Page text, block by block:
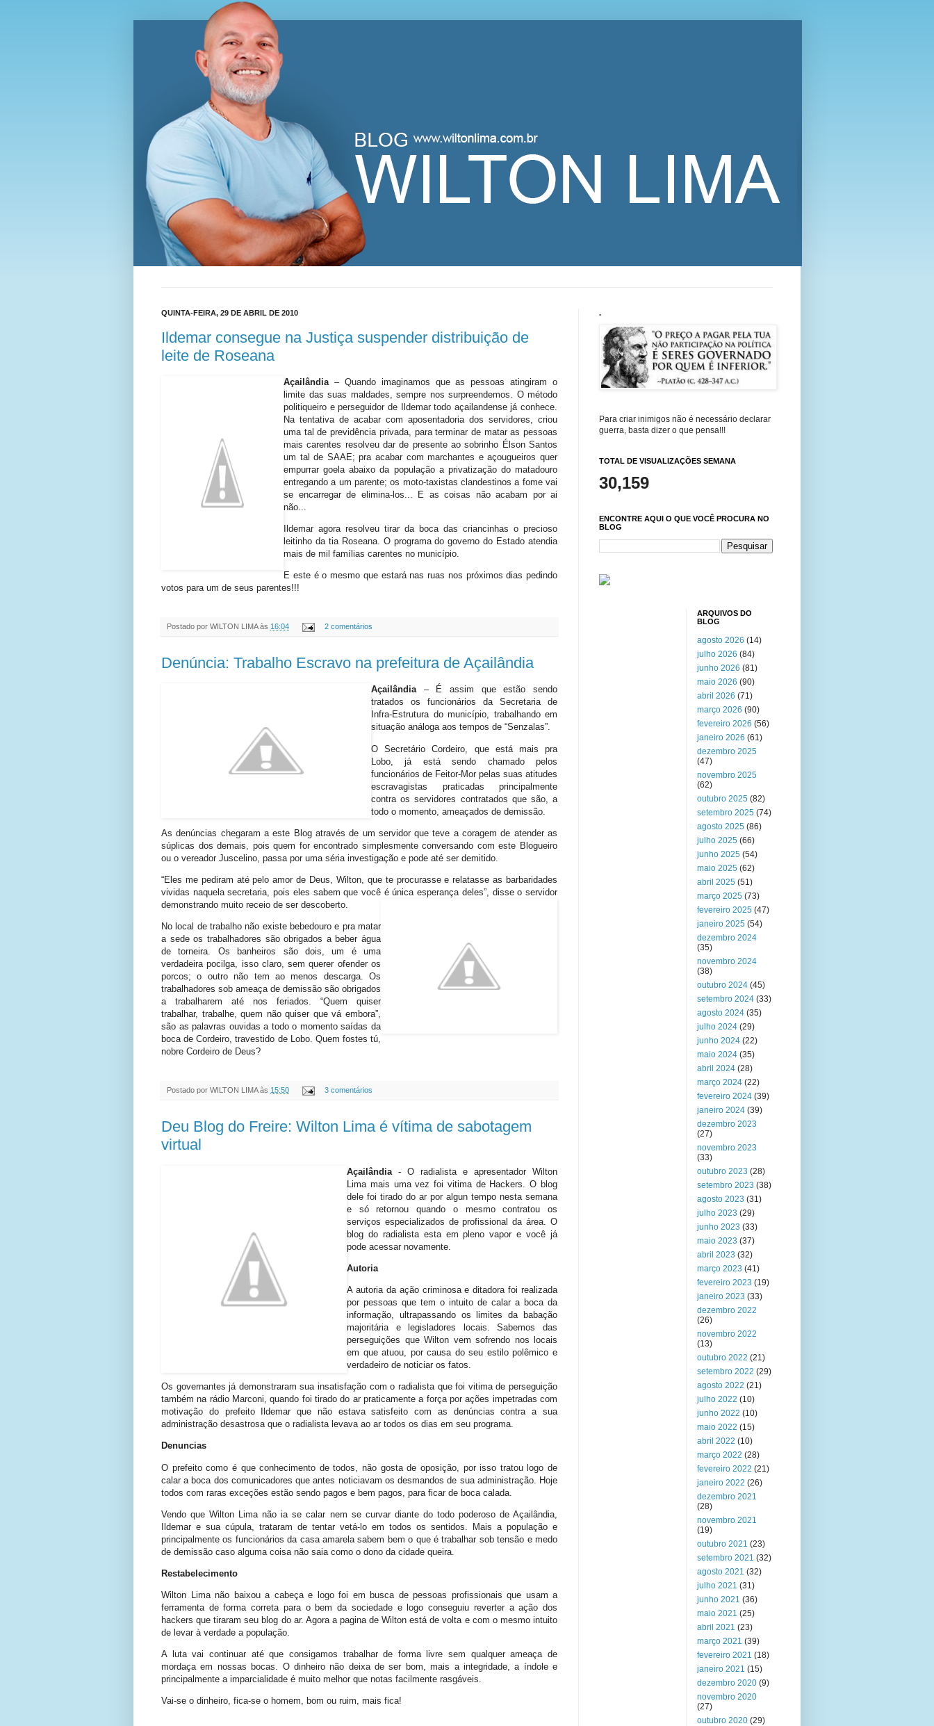
Blog Wilton Lima
QUINTA-FEIRA, 29 DE ABRIL DE 2010
Ildemar consegue na Justiça suspender distribuição de
leite de Roseana
Açailândia – Quando imaginamos que as pessoas atingiram o
limite das suas maldades, sempre nos surpreendemos. O método
politiqueiro e perseguidor de Ildemar todo açailandense já conhece.
Na tentativa de acabar com aposentadoria dos servidores, criou
uma tal de previdência privada, para terminar de matar as pessoas
mais carentes resolveu dar de presente ao sobrinho Élson Santos
um tal de SAAE; pra acabar com marchantes e açougueiros quer
empurrar goela abaixo da população a privatização do matadouro
entregando a um parente; os moto-taxistas clandestinos a fome vai
se encarregar de elimina-los... E as coisas não acabam por ai
não...
Ildemar agora resolveu tirar da boca das criancinhas o precioso
leitinho da tia Roseana. O programa do governo do Estado atendia
mais de mil famílias carentes no município.
E este é o mesmo que estará nas ruas nos próximos dias pedindo
votos para um de seus parentes!!!
Postado por WILTON LIMA às 16:04 2 comentários
Denúncia: Trabalho Escravo na prefeitura de Açailândia
Açailândia– É assim que estão sendo
tratados os funcionários da Secretaria de
Infra-Estrutura do município, trabalhando em
situação análoga aos tempos de “Senzalas”.
O Secretário Cordeiro, que está mais pra
Lobo, já está sendo chamado pelos
funcionários de Feitor-Mor pelas suas atitudes
escravagistas praticadas principalmente
contra os servidores contratados que são, a
todo o momento, ameaçados de demissão.
As denúncias chegaram a este Blog através de um servidor que teve a coragem de atender as
súplicas dos demais, pois quem for encontrado simplesmente conversando com este Blogueiro
ou o vereador Juscelino, passa por uma séria investigação e pode até ser demitido.
“Eles me pediram até pelo amor de Deus, Wilton, que te procurasse e relatasse as barbaridades
vividas naquela secretaria, pois eles sabem que você é única esperança deles”, disse o servidor
demonstrando muito receio de ser descoberto.
No local de trabalho não existe bebedouro e pra matar
a sede os trabalhadores são obrigados a beber água
de torneira. Os banheiros são dois, um é uma
verdadeira pocilga, isso claro, sem querer ofender os
porcos; o outro não tem ao menos descarga. Os
trabalhadores sob ameaça de demissão são obrigados
a trabalharem até nos feriados. “Quem quiser
trabalhar, trabalhe, quem não quiser que vá embora”,
são as palavras ouvidas a todo o momento saídas da
boca de Cordeiro, travestido de Lobo. Quem fostes tú,
nobre Cordeiro de Deus?
Postado por WILTON LIMA às 15:50 3 comentários
Deu Blog do Freire: Wilton Lima é vítima de sabotagem
virtual
Açailândia - O radialista e apresentador Wilton
Lima mais uma vez foi vitima de Hackers. O blog
dele foi tirado do ar por algun tempo nesta semana
e só retornou quando o mesmo contratou os
serviços especializados de profissional da área. O
blog do radialista esta em pleno vapor e você já
pode acessar novamente.
Autoria
A autoria da ação criminosa e ditadora foi realizada
por pessoas que tem o intuito de calar a boca da
informação, ultrapassando os limites da babação
majoritária e legisladores locais. Sabemos das
perseguições que Wilton vem sofrendo nos locais
em que atuou, por causa do seu estilo polêmico e
verdadeiro de noticiar os fatos.
Os governantes já demonstraram sua insatisfação com o radialista que foi vitima de perseguição
também na rádio Marconi, quando foi tirado do ar praticamente a força por ações impetradas com
motivação do prefeito Ildemar que não estava satisfeito com as denúncias contra a sua
administração desastrosa que o radialista levava ao ar todos os dias em seu programa.
Denuncias
O prefeito como é que conhecimento de todos, não gosta de oposição, por isso tratou logo de
calar a boca dos comunicadores que antes noticiavam os desmandos de sua administração. Hoje
todos com raras exceções estão sendo pagos e bem pagos, para ficar de boca calada.
Vendo que Wilton Lima não ia se calar nem se curvar diante do todo poderoso de Açailândia,
Ildemar e sua cúpula, trataram de tentar vetá-lo em todos os sentidos. Mais a população e
principalmente os funcionários da casa amarela sabem bem o que é trabalhar sob tensão e medo
de demissão caso alguma coisa não saia como o dono da cidade queira.
Restabelecimento
Wilton Lima não baixou a cabeça e logo foi em busca de pessoas profissionais que usam a
ferramenta de forma correta para o bem da sociedade e logo conseguiu reverter a ação dos
hackers que tiraram seu blog do ar. Agora a pagina de Wilton está de volta e com o mesmo intuito
de levar à verdade a população.
A luta vai continuar até que consigamos trabalhar de forma livre sem qualquer ameaça de
mordaça em nossas bocas. O dinheiro não deixa de ser bom, mais a integridade, a índole e
principalmente a imparcialidade é muito melhor que notas facilmente rasgáveis.
Vai-se o dinheiro, fica-se o homem, bom ou ruim, mais fica!
.
Para criar inimigos não é necessário declarar
guerra, basta dizer o que pensa!!!
TOTAL DE VISUALIZAÇÕES SEMANA
30,159
ENCONTRE AQUI O QUE VOCÊ PROCURA NO
BLOG
ARQUIVOS DO
BLOG
agosto 2026 (14)
julho 2026 (84)
junho 2026 (81)
maio 2026 (90)
abril 2026 (71)
março 2026 (90)
fevereiro 2026 (56)
janeiro 2026 (61)
dezembro 2025
(47)
novembro 2025
(62)
outubro 2025 (82)
setembro 2025 (74)
agosto 2025 (86)
julho 2025 (66)
junho 2025 (54)
maio 2025 (62)
abril 2025 (51)
março 2025 (73)
fevereiro 2025 (47)
janeiro 2025 (54)
dezembro 2024
(35)
novembro 2024
(38)
outubro 2024 (45)
setembro 2024 (33)
agosto 2024 (35)
julho 2024 (29)
junho 2024 (22)
maio 2024 (35)
abril 2024 (28)
março 2024 (22)
fevereiro 2024 (39)
janeiro 2024 (39)
dezembro 2023
(27)
novembro 2023
(33)
outubro 2023 (28)
setembro 2023 (38)
agosto 2023 (31)
julho 2023 (29)
junho 2023 (33)
maio 2023 (37)
abril 2023 (32)
março 2023 (41)
fevereiro 2023 (19)
janeiro 2023 (33)
dezembro 2022
(26)
novembro 2022
(13)
outubro 2022 (21)
setembro 2022 (29)
agosto 2022 (21)
julho 2022 (10)
junho 2022 (10)
maio 2022 (15)
abril 2022 (10)
março 2022 (28)
fevereiro 2022 (21)
janeiro 2022 (26)
dezembro 2021
(28)
novembro 2021
(19)
outubro 2021 (23)
setembro 2021 (32)
agosto 2021 (32)
julho 2021 (31)
junho 2021 (36)
maio 2021 (25)
abril 2021 (23)
março 2021 (39)
fevereiro 2021 (18)
janeiro 2021 (15)
dezembro 2020 (9)
novembro 2020
(27)
outubro 2020 (29)